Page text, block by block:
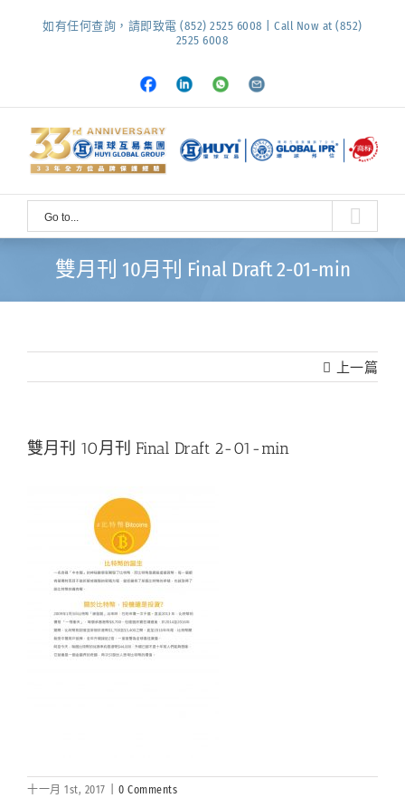
如有任何查詢，請即致電 (852) 2525 6008 | Call Now at (852)
2525 6008
Facebook
LinkedInWhatsapp
Email
Go to...
雙月刊 10月刊 Final Draft 2-01-min
上一篇
雙月刊 10月刊 Final Draft 2-01-min
十一月 1st, 2017 0 Comments